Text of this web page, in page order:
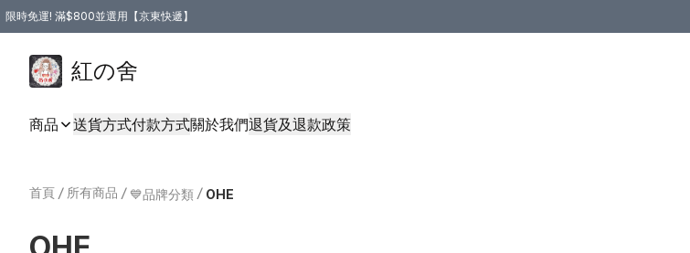
限時免運! 滿$800並選用【京東快遞】
紅の舍
商品 送貨方式付款方式關於我們退貨及退款政策
首頁 / 所有商品 / 💙品牌分類 / OHE